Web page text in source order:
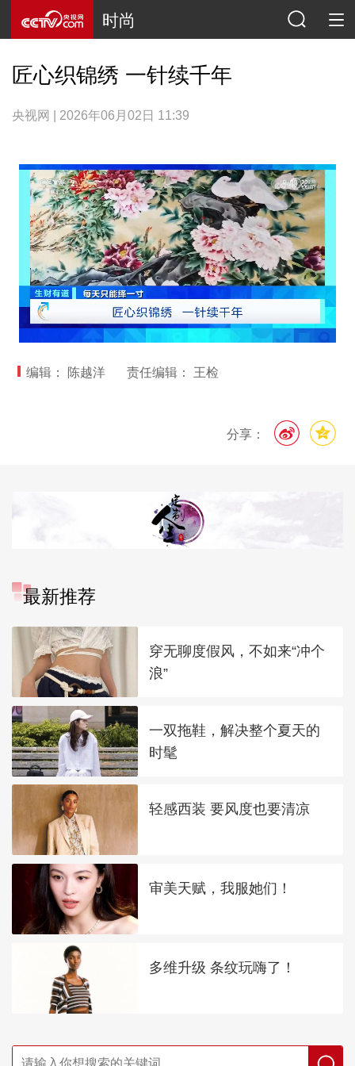
时尚
匠心织锦绣 一针续千年
央视网 | 2026年06月02日 11:39
编辑： 陈越洋 责任编辑： 王检
分享：
最新推荐
穿无聊度假风，不如来“冲个
浪”
一双拖鞋，解决整个夏天的
时髦
轻感西装 要风度也要清凉
审美天赋，我服她们！
多维升级 条纹玩嗨了！